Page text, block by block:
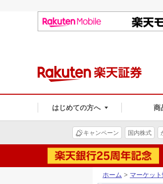
はじめての方へ 商
キャンペーン 国内株式
ホーム > マーケッ